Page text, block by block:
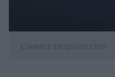
Снимка: unsplash.com